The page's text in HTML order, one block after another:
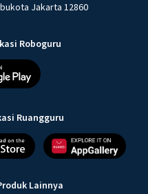
Jakarta 12860
Roboguru
Ruangguru
Lainnya